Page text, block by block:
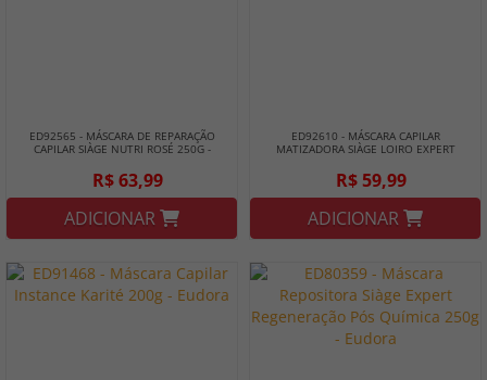
ED92565 - MÁSCARA DE REPARAÇÃO
CAPILAR SIÀGE NUTRI ROSÉ 250G -
R$ 63,99
ADICIONAR
ED92610 - MÁSCARA CAPILAR
MATIZADORA SIÀGE LOIRO EXPERT
R$ 59,99
ADICIONAR